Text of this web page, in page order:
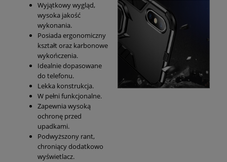
Wyjątkowy wygląd,
wysoka jakość
wykonania.
Posiada ergonomiczny
kształt oraz karbonowe
wykończenia.
Idealnie dopasowane
do telefonu.
Lekka konstrukcja.
W pełni funkcjonalne.
Zapewnia wysoką
ochronę przed
upadkami.
Podwyższony rant,
chroniący dodatkowo
wyświetlacz.